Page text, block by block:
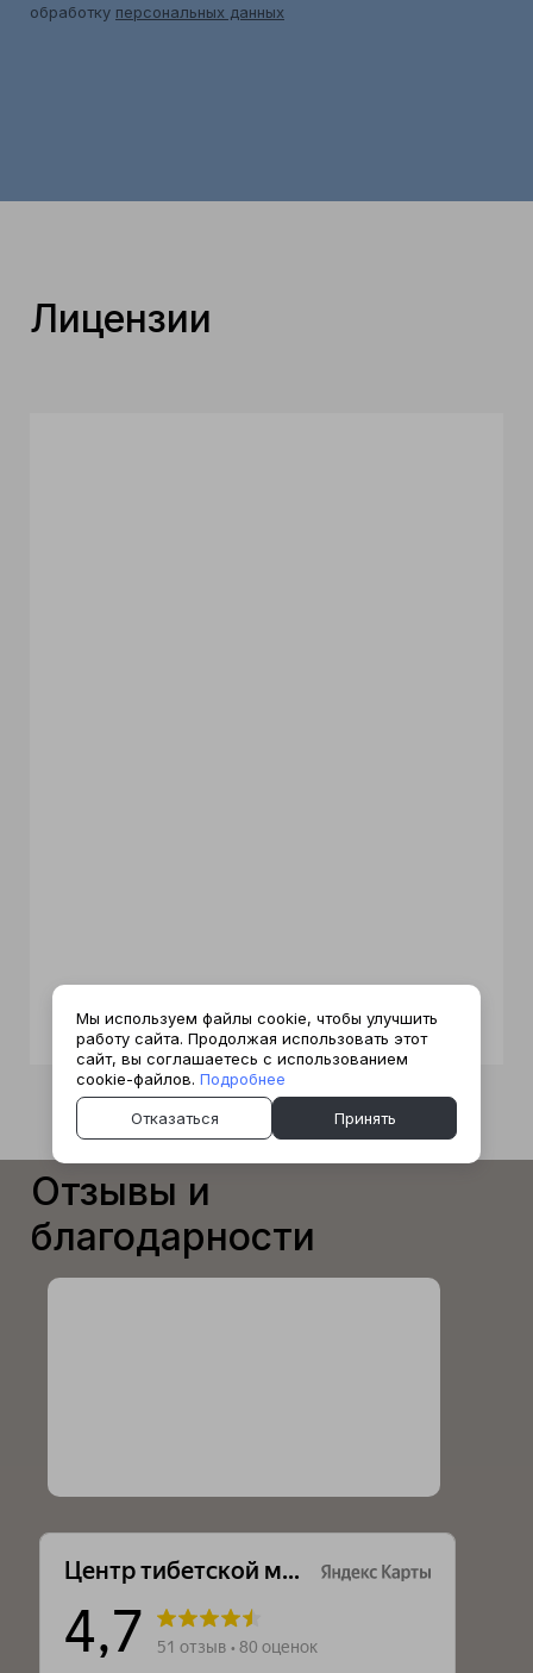
обработку персональных данных
Лицензии
Отзывы и
благодарности
Мы используем файлы cookie, чтобы улучшить
работу сайта. Продолжая использовать этот
сайт, вы соглашаетесь с использованием
cookie-файлов. Подробнее
Отказаться Принять